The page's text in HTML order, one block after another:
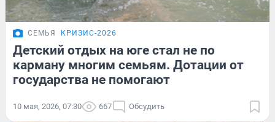
СЕМЬЯ КРИЗИС-2026
Детский отдых на юге стал не по
карману многим семьям. Дотации от
государства не помогают
10 мая, 2026, 07:30 667 Обсудить